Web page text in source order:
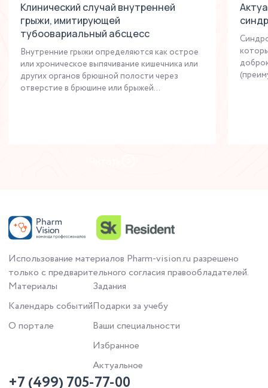
Клинический случай внутренней
грыжи, имитирующей
тубоовариальный абсцесс
Внутренние грыжи определяются как острое
или хроническое выпячивание кишечника или
других органов брюшной полости через
отверстие в брюшине или брыжей...
Использование материалов Pharm-vision.ru разрешено
только с предварительного согласия правообладателей.
Материалы
Календарь событий
О портале
Задания
Подарки за учебу
Ваши специальности
Избранное
Актуальное
+7 (499) 705-77-00